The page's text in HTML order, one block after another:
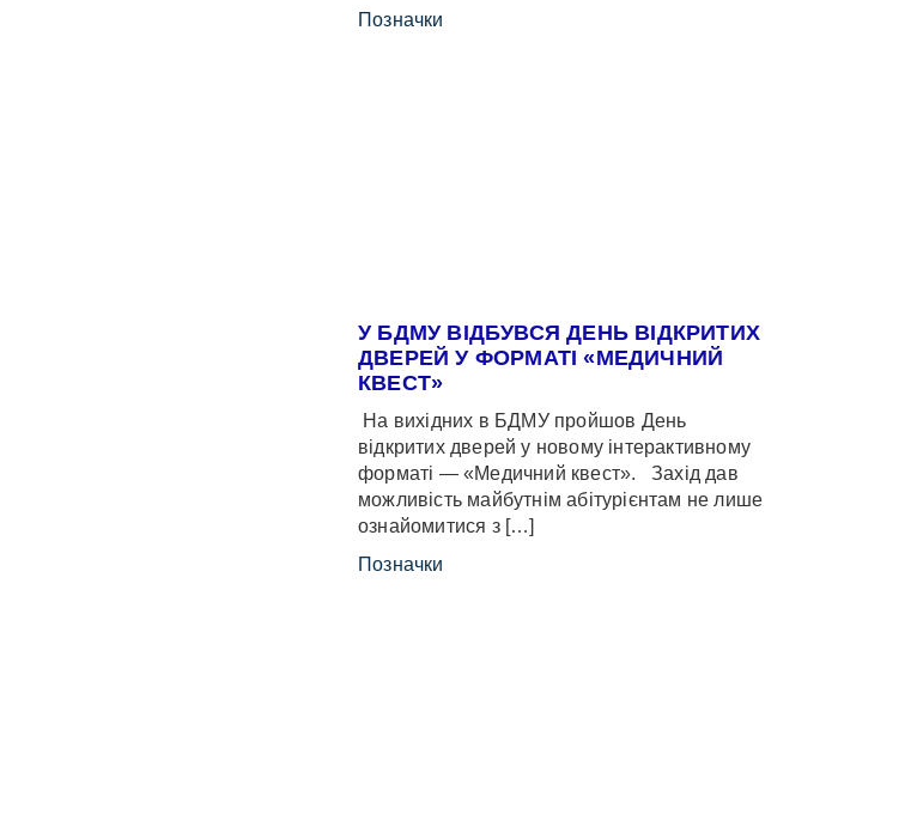
Позначки
У БДМУ ВІДБУВСЯ ДЕНЬ ВІДКРИТИХ
ДВЕРЕЙ У ФОРМАТІ «МЕДИЧНИЙ
КВЕСТ»
На вихідних в БДМУ пройшов День
відкритих дверей у новому інтерактивному
форматі — «Медичний квест». Захід дав
можливість майбутнім абітурієнтам не лише
ознайомитися з […]
Позначки